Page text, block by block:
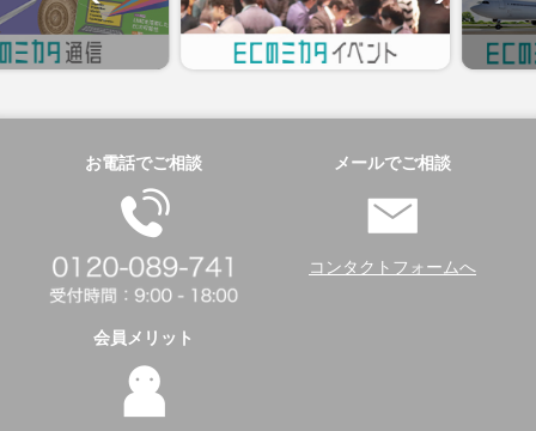
お電話でご相談 メールでご相談
コンタクトフォームへ
会員メリット